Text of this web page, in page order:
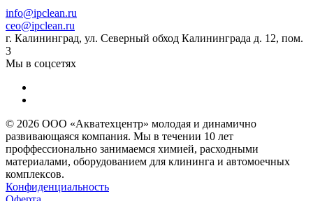
info@ipclean.ru
ceo@ipclean.ru
г. Калининград, ул. Северный обход Калининграда д. 12, пом.
3
Мы в соцсетях
© 2026 ООО «Акватехцентр» молодая и динамично
развивающаяся компания. Мы в течении 10 лет
проффессионально занимаемся химией, расходными
материалами, оборудованием для клининга и автомоечных
комплексов.
Конфиденциальность